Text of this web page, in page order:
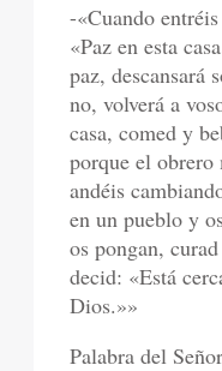
-«Cuando
«Paz en esta
paz, descansará
no, volverá a
casa, comed y
porque el obrero
andéis
en un pueblo y
os pongan,
decid: «Está
Dios.»»
Palabra del